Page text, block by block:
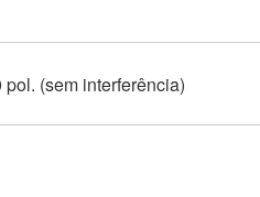
pol. (sem interferência)